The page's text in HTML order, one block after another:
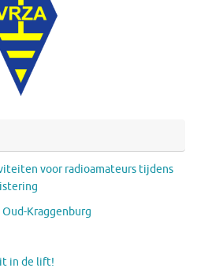
voor radioamateurs tijdens
Kraggenburg
in de lift!